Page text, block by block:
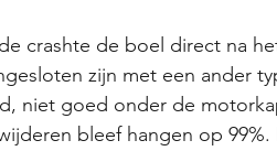
crashte de boel direct na
zijn met een ander
niet goed onder de
bleef hangen op